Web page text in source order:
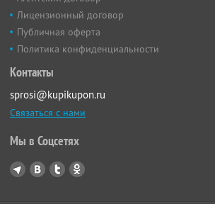
Лицензионный договор
Публичная оферта
Политика конфиденциальности
Контакты
sprosi@kupikupon.ru
Связаться с нами
Мы в Соцсетях